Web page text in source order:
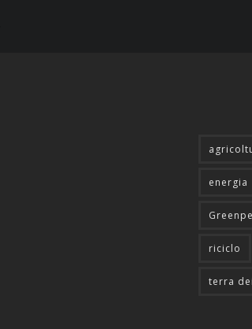
energia
riciclo
terra